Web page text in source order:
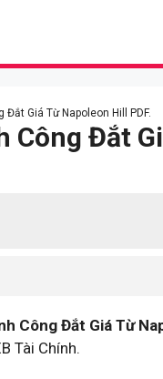
Đắt Giá Từ Napoleon Hill PDF.
Công Đắt
Công Đắt Giá Từ
Tài Chính.